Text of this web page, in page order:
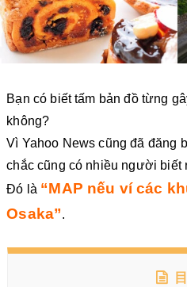
Bạn có biết tấm bản đồ từng
không?
Vì Yahoo News cũng đã đăng
chắc cũng có nhiều người biết
Đó là “MAP nếu ví các
Osaka”.